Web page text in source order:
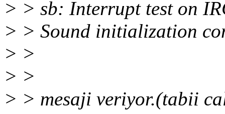
> > sb: Interrupt test on
> > Sound initialization
> >
> >
> > mesaji veriyor.(tabii